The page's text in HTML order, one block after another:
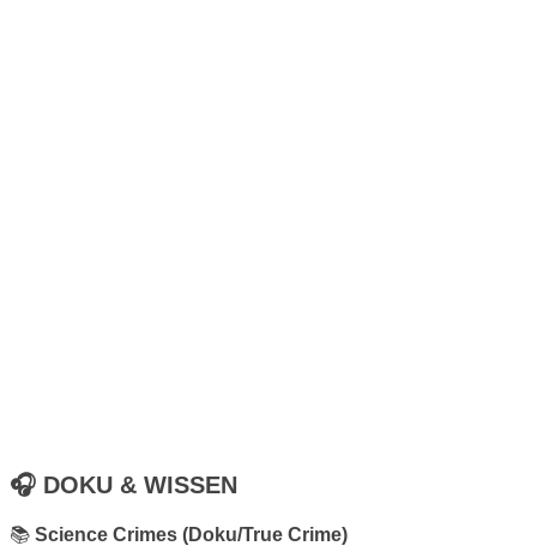
🎧 DOKU & WISSEN
📚 Science Crimes (Doku/True Crime)